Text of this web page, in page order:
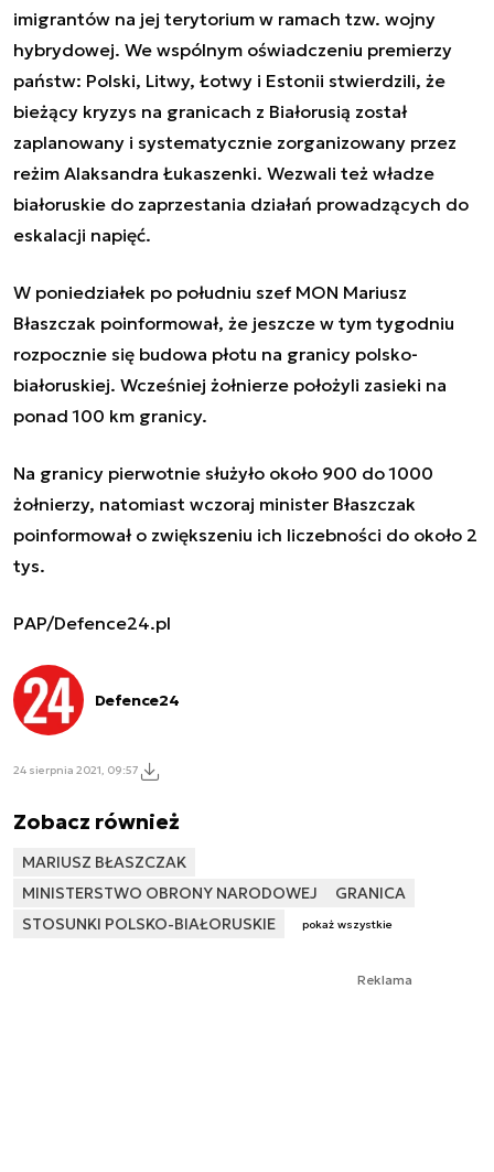
imigrantów na jej terytorium w ramach tzw. wojny
hybrydowej. We wspólnym oświadczeniu premierzy
państw: Polski, Litwy, Łotwy i Estonii stwierdzili, że
bieżący kryzys na granicach z Białorusią został
zaplanowany i systematycznie zorganizowany przez
reżim Alaksandra Łukaszenki. Wezwali też władze
białoruskie do zaprzestania działań prowadzących do
eskalacji napięć.
W poniedziałek po południu szef MON Mariusz
Błaszczak poinformował, że jeszcze w tym tygodniu
rozpocznie się budowa płotu na granicy polsko-
białoruskiej. Wcześniej żołnierze położyli zasieki na
ponad 100 km granicy.
Na granicy pierwotnie służyło około 900 do 1000
żołnierzy, natomiast wczoraj minister Błaszczak
poinformował o zwiększeniu ich liczebności do około 2
tys.
PAP/Defence24.pl
Defence24
24 sierpnia 2021, 09:57
Zobacz również
MARIUSZ BŁASZCZAK
MINISTERSTWO OBRONY NARODOWEJ
GRANICA
STOSUNKI POLSKO-BIAŁORUSKIE
pokaż wszystkie
Reklama